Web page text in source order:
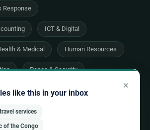
like this in your inbox
×
services
of the Congo
Response
ICT & Digital
& Medical Human Resources
Peace & Security
Communications & Advocacy